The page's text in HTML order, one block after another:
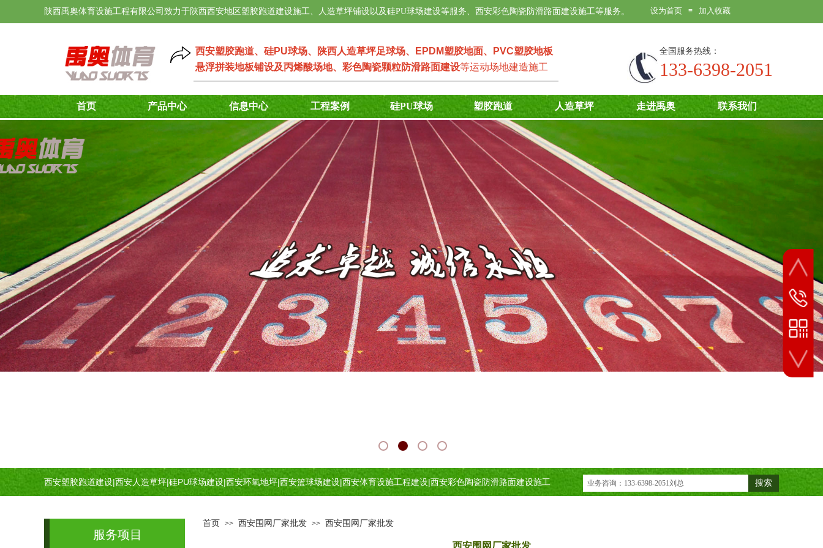
西安塑胶跑道建设|西安人造草坪|硅PU球场建设|西安环氧地坪|西安篮球场建设|西安体育设施工程建设|西安彩色陶瓷防滑路面建设施工 搜索
服务项目
首页 >> 西安围网厂家批发 >> 西安围网厂家批发
西安围网厂家批发
全国服务热线：
133-6398-2051
西安塑胶跑道、 硅PU球场、 陕西人造草坪足球场、 EPDM塑胶地面、
PVC塑胶地板
悬浮拼装地板铺设及丙烯酸场地、 彩色陶瓷颗粒防滑路面建设等运动场地建造施工
设为首页 ≡ 加入收藏
陕西禹奥体育设施工程有限公司致力于陕西西安地区塑胶跑道建设施工、人造草坪铺设以及硅PU球场建设等服务、西安彩色陶瓷防滑路面建设施工等服务。
首页 产品中心 信息中心 工程案例 硅PU球场 塑胶跑道 人造草坪 走进禹奥 联系我们
24小时
133-